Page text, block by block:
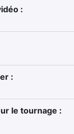
:
:
le tournage :